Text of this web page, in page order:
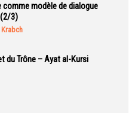
comme modèle de dialogue
3)
du Trône – Ayat al-Kursi